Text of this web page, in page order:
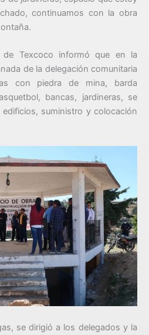
continuamos con la obra
de Texcoco informó que en la
de la delegación comunitaria
con piedra de mina, barda
bancas, jardineras, se
suministro y colocación
se dirigió a los delegados y la